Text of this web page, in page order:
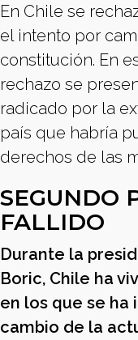
En Chile se
el intento por
constitución. En
rechazo se
radicado por la
país que habría
derechos de las
SEGUNDO
FALLIDO
Durante la
Boric, Chile ha
en los que se ha
cambio de la